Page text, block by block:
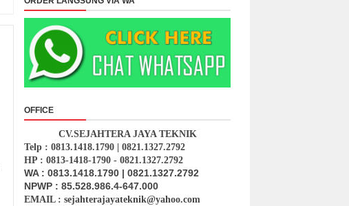
OFFICE
CV.SEJAHTERA JAYA TEKNIK
Telp : 0813.1418.1790 | 0821.1327.2792
HP : 0813-1418-1790 - 0821.1327.2792
WA : 0813.1418.1790 | 0821.1327.2792
NPWP : 85.528.986.4-647.000
EMAIL : sejahterajayateknik@yahoo.com